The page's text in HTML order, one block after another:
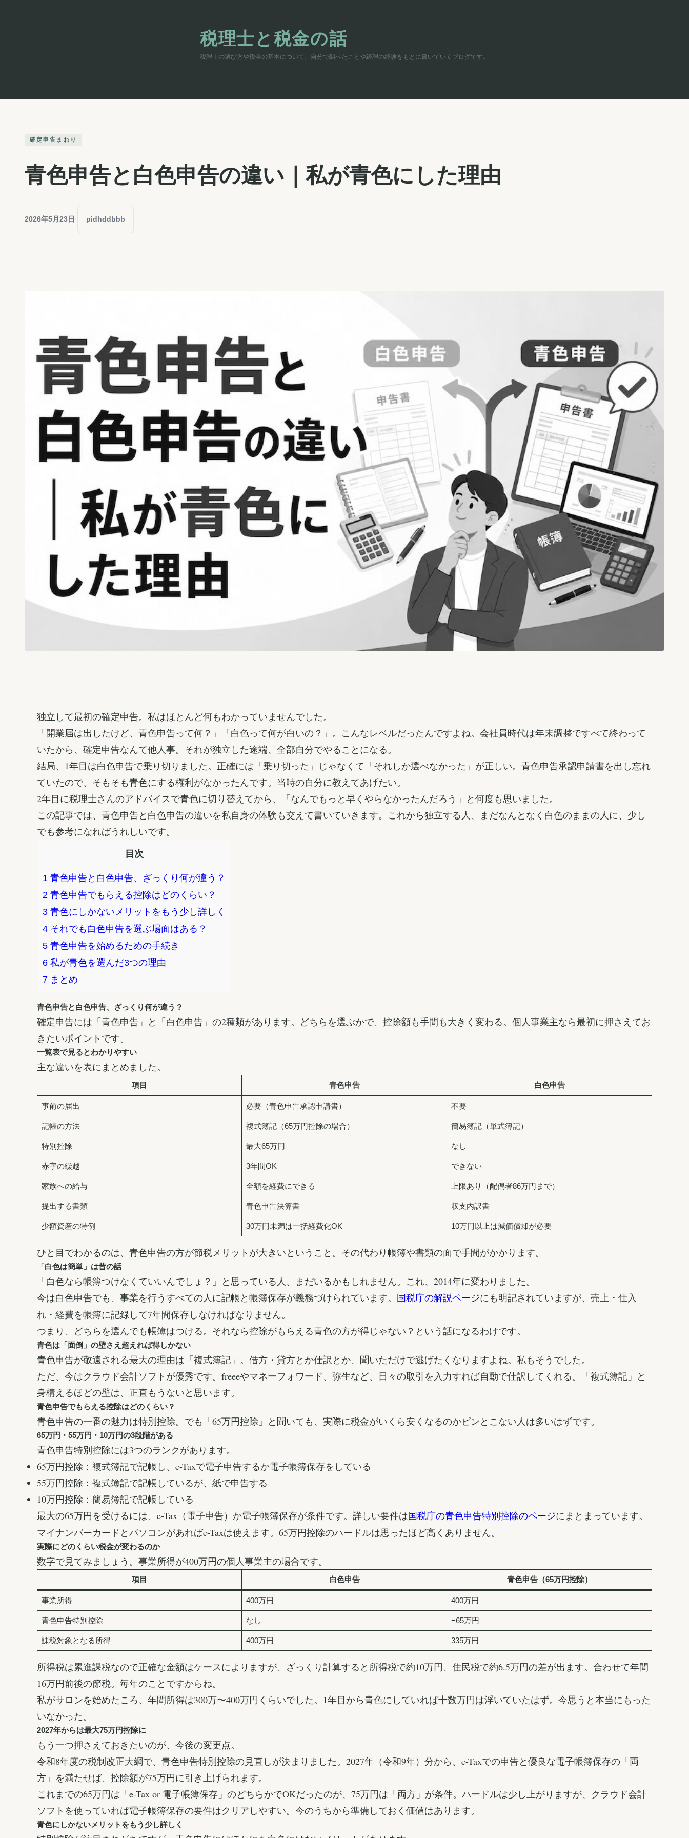
税理士と税金の話
税理士の選び方や税金の基本について、自分で調べたことや経理の経験をもとに書いていくブログです。
確定申告まわり
青色申告と白色申告の違い｜私が青色にした理由
2026年5月23日· pidhddbbb
独立して最初の確定申告。私はほとんど何もわかっていませんでした。
「開業届は出したけど、青色申告って何？」「白色って何が白いの？」。こんなレベルだったんですよね。会社員時代は年末調整ですべて終わって
いたから、確定申告なんて他人事。それが独立した途端、全部自分でやることになる。
結局、1年目は白色申告で乗り切りました。正確には「乗り切った」じゃなくて「それしか選べなかった」が正しい。青色申告承認申請書を出し忘れ
ていたので、そもそも青色にする権利がなかったんです。当時の自分に教えてあげたい。
2年目に税理士さんのアドバイスで青色に切り替えてから、「なんでもっと早くやらなかったんだろう」と何度も思いました。
この記事では、青色申告と白色申告の違いを私自身の体験も交えて書いていきます。これから独立する人、まだなんとなく白色のままの人に、少し
でも参考になればうれしいです。
目次
1 青色申告と白色申告、ざっくり何が違う？
2 青色申告でもらえる控除はどのくらい？
3 青色にしかないメリットをもう少し詳しく
4 それでも白色申告を選ぶ場面はある？
5 青色申告を始めるための手続き
6 私が青色を選んだ3つの理由
7 まとめ
青色申告と白色申告、ざっくり何が違う？
確定申告には「青色申告」と「白色申告」の2種類があります。どちらを選ぶかで、控除額も手間も大きく変わる。個人事業主なら最初に押さえてお
きたいポイントです。
一覧表で見るとわかりやすい
主な違いを表にまとめました。
項目 青色申告 白色申告
事前の届出 必要（青色申告承認申請書） 不要
記帳の方法 複式簿記（65万円控除の場合） 簡易簿記（単式簿記）
特別控除 最大65万円 なし
赤字の繰越 3年間OK できない
家族への給与 全額を経費にできる 上限あり（配偶者86万円まで）
提出する書類 青色申告決算書 収支内訳書
少額資産の特例 30万円未満は一括経費化OK 10万円以上は減価償却が必要
ひと目でわかるのは、青色申告の方が節税メリットが大きいということ。その代わり帳簿や書類の面で手間がかかります。
「白色は簡単」は昔の話
「白色なら帳簿つけなくていいんでしょ？」と思っている人、まだいるかもしれません。これ、2014年に変わりました。
今は白色申告でも、事業を行うすべての人に記帳と帳簿保存が義務づけられています。
国税庁の解説ページにも明記されていますが、売上・仕入
れ・経費を帳簿に記録して7年間保存しなければなりません。
つまり、どちらを選んでも帳簿はつける。それなら控除がもらえる青色の方が得じゃない？という話になるわけです。
青色は「面倒」の壁さえ超えれば得しかない
青色申告が敬遠される最大の理由は「複式簿記」。借方・貸方とか仕訳とか、聞いただけで逃げたくなりますよね。私もそうでした。
ただ、今はクラウド会計ソフトが優秀です。freeeやマネーフォワード、弥生など、日々の取引を入力すれば自動で仕訳してくれる。「複式簿記」と
身構えるほどの壁は、正直もうないと思います。
青色申告でもらえる控除はどのくらい？
青色申告の一番の魅力は特別控除。でも「65万円控除」と聞いても、実際に税金がいくら安くなるのかピンとこない人は多いはずです。
65万円・55万円・10万円の3段階がある
青色申告特別控除には3つのランクがあります。
65万円控除：複式簿記で記帳し、e-Taxで電子申告するか電子帳簿保存をしている
55万円控除：複式簿記で記帳しているが、紙で申告する
10万円控除：簡易簿記で記帳している
最大の65万円を受けるには、e-Tax（電子申告）か電子帳簿保存が条件です。詳しい要件は国税庁の青色申告特別控除のページにまとまっています。
マイナンバーカードとパソコンがあればe-Taxは使えます。65万円控除のハードルは思ったほど高くありません。
実際にどのくらい税金が変わるのか
数字で見てみましょう。事業所得が400万円の個人事業主の場合です。
項目 白色申告 青色申告（65万円控除）
事業所得 400万円 400万円
青色申告特別控除 なし −65万円
課税対象となる所得 400万円 335万円
所得税は累進課税なので正確な金額はケースによりますが、ざっくり計算すると所得税で約10万円、住民税で約6.5万円の差が出ます。合わせて年間
16万円前後の節税。毎年のことですからね。
私がサロンを始めたころ、年間所得は300万〜400万円くらいでした。1年目から青色にしていれば十数万円は浮いていたはず。今思うと本当にもった
いなかった。
2027年からは最大75万円控除に
もう一つ押さえておきたいのが、今後の変更点。
令和8年度の税制改正大綱で、青色申告特別控除の見直しが決まりました。2027年（令和9年）分から、e-Taxでの申告と優良な電子帳簿保存の「両
方」を満たせば、控除額が75万円に引き上げられます。
これまでの65万円は「e-Tax or 電子帳簿保存」のどちらかでOKだったのが、75万円は「両方」が条件。ハードルは少し上がりますが、クラウド会計
ソフトを使っていれば電子帳簿保存の要件はクリアしやすい。今のうちから準備しておく価値はあります。
青色にしかないメリットをもう少し詳しく